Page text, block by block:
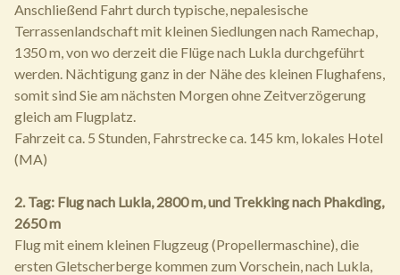
Anschließend Fahrt durch typische, nepalesische
Terrassenlandschaft mit kleinen Siedlungen nach Ramechap,
1350 m, von wo derzeit die Flüge nach Lukla durchgeführt
werden. Nächtigung ganz in der Nähe des kleinen Flughafens,
somit sind Sie am nächsten Morgen ohne Zeitverzögerung
gleich am Flugplatz.
Fahrzeit ca. 5 Stunden, Fahrstrecke ca. 145 km, lokales Hotel
(MA)
2. Tag: Flug nach Lukla, 2800 m, und Trekking nach Phakding,
2650 m
Flug mit einem kleinen Flugzeug (Propellermaschine), die
ersten Gletscherberge kommen zum Vorschein, nach Lukla,